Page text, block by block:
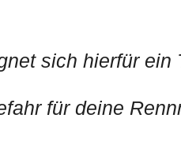
sich hierfür ein
für deine